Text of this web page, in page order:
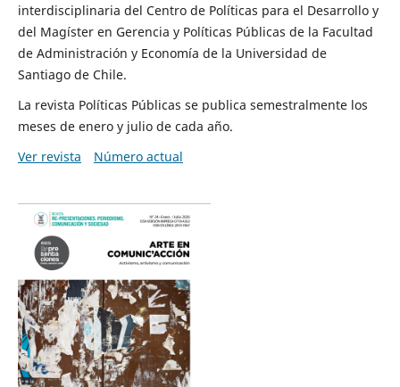
interdisciplinaria del Centro de Políticas para el Desarrollo y
del Magíster en Gerencia y Políticas Públicas de la Facultad
de Administración y Economía de la Universidad de
Santiago de Chile.
La revista Políticas Públicas se publica semestralmente los
meses de enero y julio de cada año.
Ver revista
Número actual